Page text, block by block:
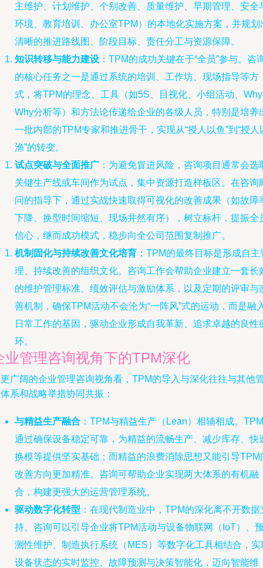
主维护、计划维护、个别改善、质量维护、早期管理、安全
环境、教育培训、办公室TPM）的本地化实施方案，并规划
清晰的推进路线图、阶段目标、责任分工与资源保障。
知识转移与能力建设 ：TPM的成功关键在于“全员”参与。咨
的核心任务之一是通过系统的培训、工作坊、现场指导等方
式，将TPM的理念、工具（如5S、目视化、小组活动、
Why分析等）和方法论传递给企业的各级人员，特别是培养
一批内部的TPM专家和推进骨干，实现从“授人以鱼”到“授人
渔”的转变。
试点突破与全面推广 ：为避免冒进风险，咨询项目通常会选
关键生产线或车间作为试点，集中资源打造样板区。在咨询
问的指导下，通过实战快速取得可视化的改善成果（如故障
下降、换型时间缩短、现场井然有序），树立标杆，提振全
信心，继而成功模式，稳步向全公司范围复制推广。
机制固化与持续改善文化培育 ：TPM的最终目标是形成自主
理、持续改善的组织文化。咨询工作会帮助企业建立一套长
的维护管理标准、绩效评估与激励体系，以及定期的评审与
善机制，确保TPM活动不会沦为“一阵风”式的运动，而是融
日常工作的基因，驱动企业形成自我革新、追求卓越的良性
环。
业管理咨询视角下的TPM深化
广阔的企业管理咨询视角看，TPM的导入与深化往往与其他
系和战略举措协同共振：
与精益生产融合 ：TPM与精益生产（Lean）相辅相成。TPM
通过确保设备稳定可靠，为精益的流畅生产、减少库存、快
换模等提供坚实基础；而精益的浪费消除思想又能引导TPM
改善方向更加精准。咨询可帮助企业实现两大体系的有机融
合，构建更强大的运营管理系统。
驱动数字化转型 ：在现代制造业中，TPM的深化离不开数据
持。咨询可以引导企业将TPM活动与设备物联网（IoT）、
测性维护、制造执行系统（MES）等数字化工具相结合，实
设备状态的实时监控、故障预测与决策智能化，迈向智能维